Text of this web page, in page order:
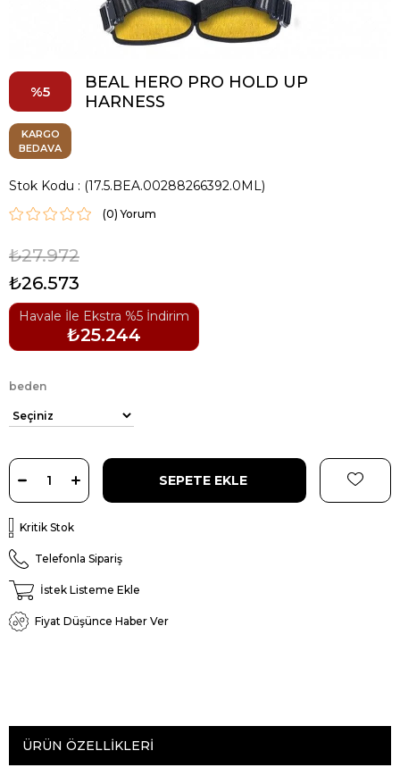
5
BEAL HERO PRO HOLD UP
HARNESS
KARGO
BEDAVA
Stok Kodu (17.5.BEA.00288266392.0ML)
(0)
₺27.972
₺26.573
Havale İle Ekstra %5 İndirim
₺25.244
beden
Kritik Stok
Telefonla Sipariş
İstek Listeme Ekle
Fiyat Düşünce Haber Ver
ÜRÜN ÖZELLIKLERI